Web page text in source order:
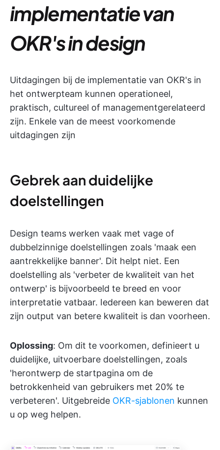
implementatie van
OKR's in design
Uitdagingen bij de implementatie van OKR's in
het ontwerpteam kunnen operationeel,
praktisch, cultureel of managementgerelateerd
zijn. Enkele van de meest voorkomende
uitdagingen zijn
Gebrek aan duidelijke
doelstellingen
Design teams werken vaak met vage of
dubbelzinnige doelstellingen zoals 'maak een
aantrekkelijke banner'. Dit helpt niet. Een
doelstelling als 'verbeter de kwaliteit van het
ontwerp' is bijvoorbeeld te breed en voor
interpretatie vatbaar. Iedereen kan beweren dat
zijn output van betere kwaliteit is dan voorheen.
Oplossing: Om dit te voorkomen, definieert u
duidelijke, uitvoerbare doelstellingen, zoals
'herontwerp de startpagina om de
betrokkenheid van gebruikers met 20% te
verbeteren'. Uitgebreide OKR-sjablonen kunnen
u op weg helpen.